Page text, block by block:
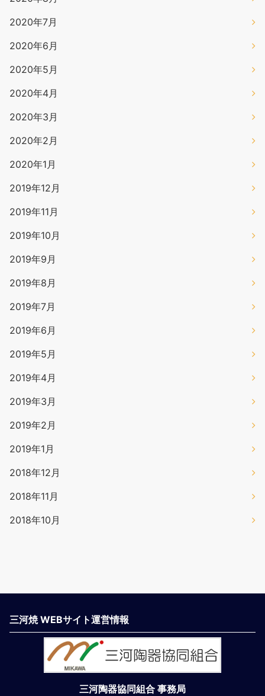
2020年7月
2020年6月
2020年5月
2020年4月
2020年3月
2020年2月
2020年1月
2019年12月
2019年11月
2019年10月
2019年9月
2019年8月
2019年7月
2019年6月
2019年5月
2019年4月
2019年3月
2019年2月
2019年1月
2018年12月
2018年11月
2018年10月
三河焼 WEBサイト運営情報
三河陶器協同組合 事務局